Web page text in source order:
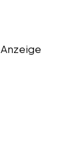
Anzeige